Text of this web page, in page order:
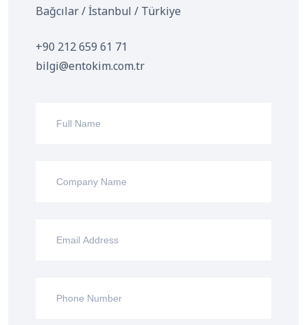
Bağcılar / İstanbul / Türkiye
+90 212 659 61 71
bilgi@entokim.com.tr